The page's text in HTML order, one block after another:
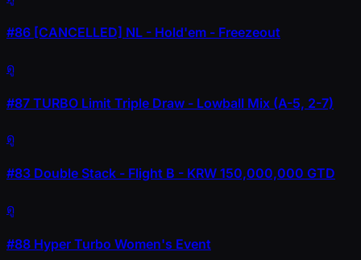
#86 [CANCELLED] NL - Hold'em - Freezeout
ดู
#87 TURBO Limit Triple Draw - Lowball Mix (A-5, 2-7)
ดู
#83 Double Stack - Flight B - KRW 150,000,000 GTD
ดู
#88 Hyper Turbo Women's Event